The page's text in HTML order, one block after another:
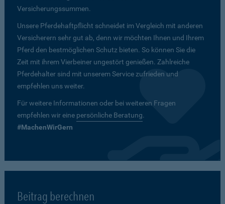
Versicherungssummen.
Unsere Pferdehaftpflicht schneidet im Vergleich mit anderen
Versicherern sehr gut ab, denn wir möchten Ihnen und Ihrem
Pferd den bestmöglichen Schutz bieten. So können Sie die
Zeit mit ihrem Vierbeiner ungestört genießen. Zahlreiche
Pferdehalter sind mit unserem Service zufrieden und
empfehlen uns weiter.
Für weitere Informationen oder bei weiteren Fragen
empfehlen wir eine persönliche Beratung.
#MachenWirGern
Beitrag berechnen